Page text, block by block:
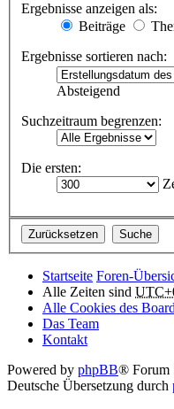
Ergebnisse anzeigen als:
Beiträge
Ergebnisse sortieren nach:
Absteigend
Suchzeitraum begrenzen:
Die ersten:
Startseite Foren-
Alle Zeiten sind
Alle Cookies des
Das Team
Kontakt
Powered by phpBB® Forum
Deutsche Übersetzung durch